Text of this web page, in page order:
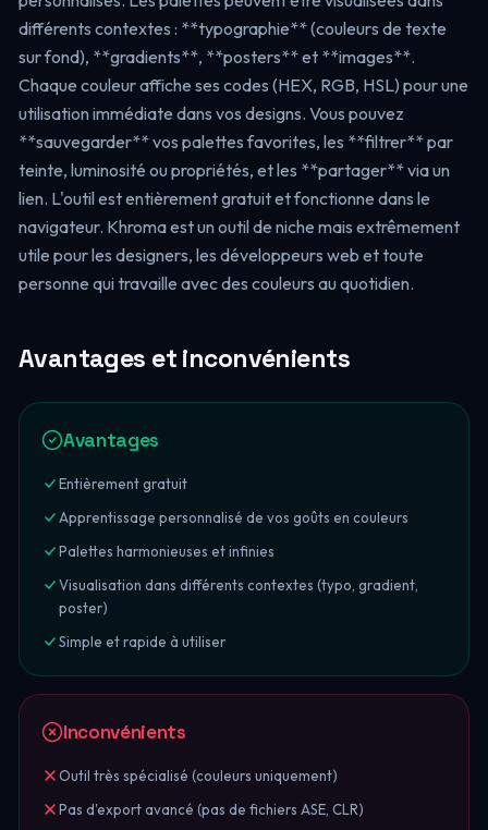
différents contextes : **typographie** (couleurs de texte
sur fond), **gradients**, **posters** et **images**.
Chaque couleur affiche ses codes (HEX, RGB, HSL) pour une
utilisation immédiate dans vos designs. Vous pouvez
**sauvegarder** vos palettes favorites, les **filtrer** par
teinte, luminosité ou propriétés, et les **partager** via un
lien. L'outil est entièrement gratuit et fonctionne dans le
navigateur. Khroma est un outil de niche mais extrêmement
utile pour les designers, les développeurs web et toute
personne qui travaille avec des couleurs au quotidien.
Avantages et inconvénients
Avantages
Entièrement gratuit
Apprentissage personnalisé de vos goûts en couleurs
Palettes harmonieuses et infinies
Visualisation dans différents contextes (typo, gradient,
poster)
Simple et rapide à utiliser
Inconvénients
Outil très spécialisé (couleurs uniquement)
Pas d'export avancé (pas de fichiers ASE, CLR)